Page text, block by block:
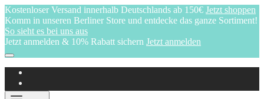
Kostenloser Versand innerhalb Deutschlands ab 150€ Jetzt shoppen
Komm in unseren Berliner Store und entdecke das ganze Sortiment!
So sieht es bei uns aus
Jetzt anmelden & 10% Rabatt sichern Jetzt anmelden